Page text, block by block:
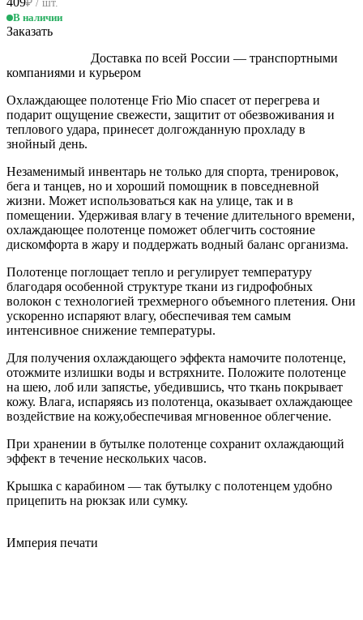
₽ / шт.
В наличии
Заказать
Доставка по всей России — транспортными
компаниями и курьером
Охлаждающее полотенце Frio Mio спасет от перегрева и
подарит ощущение свежести, защитит от обезвоживания и
теплового удара, принесет долгожданную прохладу в
знойный день.
Незаменимый инвентарь не только для спорта, тренировок,
бега и танцев, но и хороший помощник в повседневной
жизни. Может использоваться как на улице, так и в
помещении. Удерживая влагу в течение длительного времени,
охлаждающее полотенце поможет облегчить состояние
дискомфорта в жару и поддержать водный баланс организма.
Полотенце поглощает тепло и регулирует температуру
благодаря особенной структуре ткани из гидрофобных
волокон с технологией трехмерного объемного плетения. Они
ускоренно испаряют влагу, обеспечивая тем самым
интенсивное снижение температуры.
Для получения охлаждающего эффекта намочите полотенце,
отожмите излишки воды и встряхните. Положите полотенце
на шею, лоб или запястье, убедившись, что ткань покрывает
кожу. Влага, испаряясь из полотенца, оказывает охлаждающее
воздействие на кожу,обеспечивая мгновенное облегчение.
При хранении в бутылке полотенце сохранит охлаждающий
эффект в течение нескольких часов.
Крышка с карабином — так бутылку с полотенцем удобно
прицепить на рюкзак или сумку.
Империя печати